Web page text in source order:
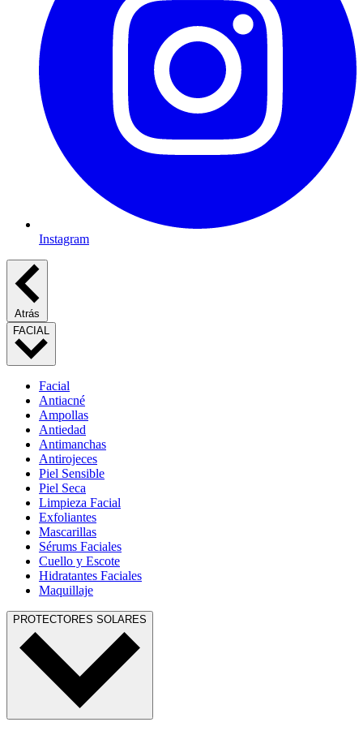
Instagram
Atrás
FACIAL
Facial
Antiacné
Ampollas
Antiedad
Antimanchas
Antirojeces
Piel Sensible
Piel Seca
Limpieza Facial
Exfoliantes
Mascarillas
Sérums Faciales
Cuello y Escote
Hidratantes Faciales
Maquillaje
PROTECTORES SOLARES